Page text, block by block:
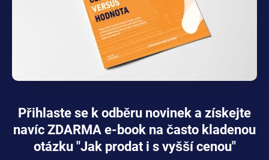
Přihlaste se k odběru novinek a získejte
navíc ZDARMA e-book na často kladenou
otázku "Jak prodat i s vyšší cenou"